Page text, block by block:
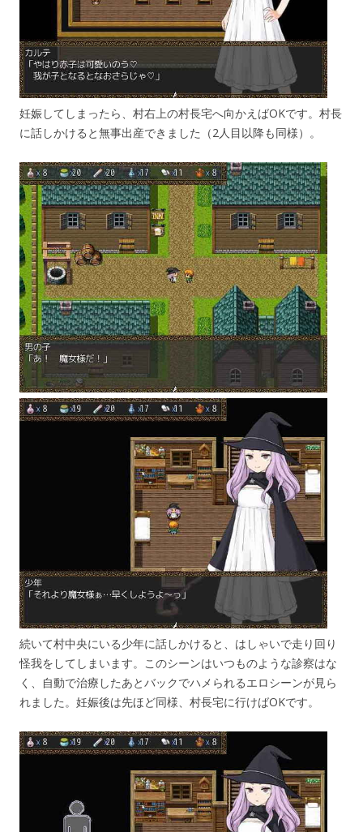
妊娠してしまったら、村右上の村長宅へ向かえばOKです。村長
に話しかけると無事出産できました（2人目以降も同様）。
続いて村中央にいる少年に話しかけると、はしゃいで走り回り
怪我をしてしまいます。このシーンはいつものような診察はな
く、自動で治療したあとバックでハメられるエロシーンが見ら
れました。妊娠後は先ほど同様、村長宅に行けばOKです。